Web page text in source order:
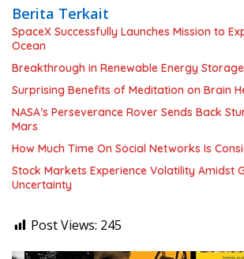
Berita Terkait
SpaceX Successfully Launches Mission to
Ocean
Breakthrough in Renewable Energy
Surprising Benefits of Meditation on Brain
NASA’s Perseverance Rover Sends Back
Mars
How Much Time On Social Networks Is
Stock Markets Experience Volatility Amidst
Uncertainty
Post Views: 245